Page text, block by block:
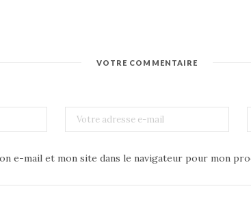
VOTRE COMMENTAIRE
e-mail et mon site dans le navigateur pour mon